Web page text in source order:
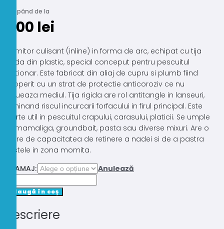
Începând de la
7,00 lei
Momitor culisant (inline) in forma de arc, echipat cu tija
rigida din plastic, special conceput pentru pescuitul
stationar. Este fabricat din aliaj de cupru si plumb fiind
acoperit cu un strat de protectie anticoroziv ce nu
polueaza mediul. Tija rigida are rol antitangle in lanseuri,
eliminand riscul incurcarii forfacului in firul principal. Este
foarte util in pescuitul crapului, carasului, platicii. Se umple
cu mamaliga, groundbait, pasta sau diverse mixuri. Are o
mare de capacitatea de retinere a nadei si de a pastra
pestele in zona momita.
GRAMAJ:
Anulează
MOMITOR
LINE
Adaugă în coș
Descriere